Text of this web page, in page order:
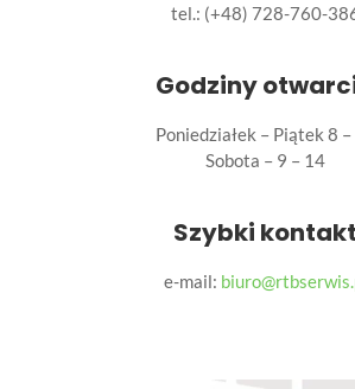
tel.: (+48) 728-760-
Godziny
Poniedziałek – Piątek 8
Sobota – 9 – 14
Szybki kontakt
e-mail: